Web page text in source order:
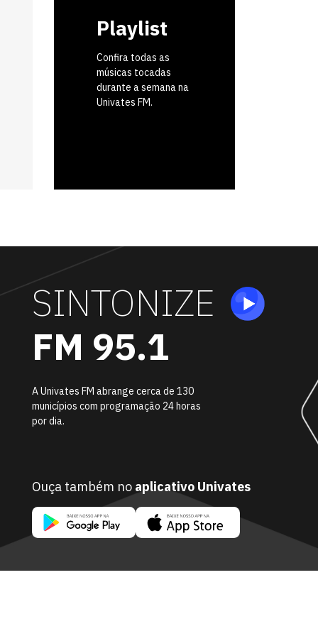
Playlist
Confira todas as
músicas tocadas
durante a semana na
Univates FM.
Murilo Rocha Profa. Cíntia
Agostini
SINTONIZE
FM 95.1
A Univates FM abrange cerca de 130
municípios com programação 24 horas
por dia.
Ouça também no aplicativo Univates